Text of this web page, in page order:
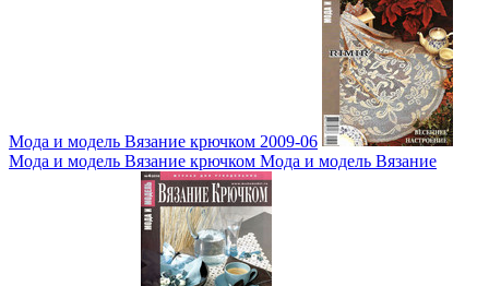
Мода и модель Вязание крючком 2009-06
Мода и модель Вязание крючком Мода и модель Вязание